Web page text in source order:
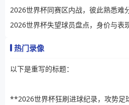
2026世界杯同赛区内战，彼此熟悉难
2026世界杯失望球员盘点，身价与表
热门录像
以下是重写的标题：
**2026世界杯狂刷进球纪录，攻势足